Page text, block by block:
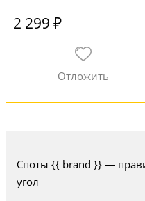
2 299 ₽
Споты {{ brand }} —
угол